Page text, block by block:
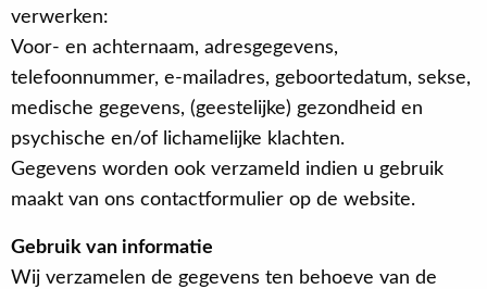
verwerken:
Voor- en achternaam, adresgegevens,
telefoonnummer, e-mailadres, geboortedatum, sekse,
medische gegevens, (geestelijke) gezondheid en
psychische en/of lichamelijke klachten.
Gegevens worden ook verzameld indien u gebruik
maakt van ons contactformulier op de website.
Gebruik van informatie
Wij verzamelen de gegevens ten behoeve van de